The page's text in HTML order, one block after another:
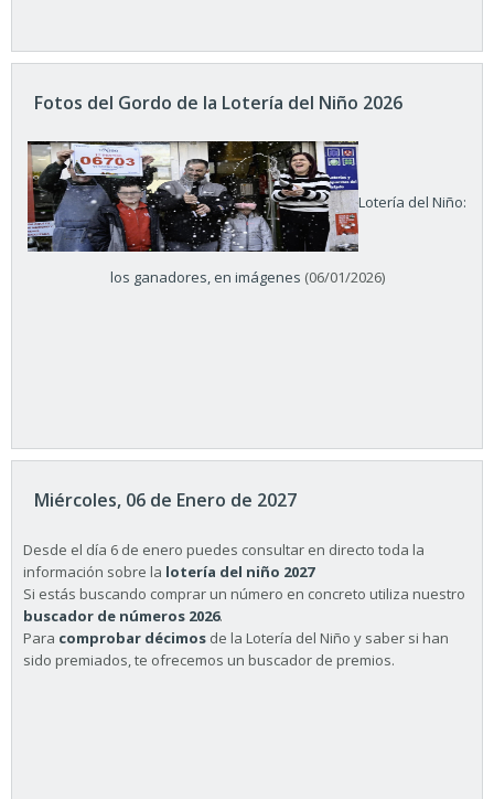
Fotos del Gordo de la Lotería del Niño 2026
Lotería del Niño:
los ganadores, en imágenes (06/01/2026)
Miércoles, 06 de Enero de 2027
Desde el día 6 de enero puedes consultar en directo toda la
información sobre la lotería del niño 2027
Si estás buscando comprar un número en concreto utiliza nuestro
buscador de números 2026.
Para comprobar décimos de la Lotería del Niño y saber si han
sido premiados, te ofrecemos un buscador de premios.